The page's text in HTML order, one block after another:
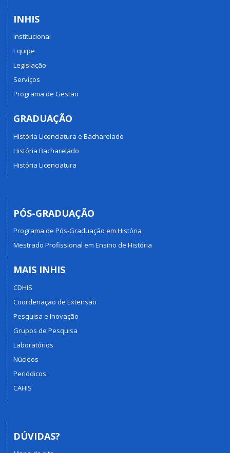
INHIS
Institucional
Equipe
Legislação
Serviços
Programa de Gestão
GRADUAÇÃO
História Licenciatura e Bacharelado
História Bacharelado
História Licenciatura
PÓS-GRADUAÇÃO
Programa de Pós-Graduação em História
Mestrado Profissional em Ensino de História
MAIS INHIS
CDHIS
Coordenação de Extensão
Pesquisa e Inovação
Grupos de Pesquisa
Laboratórios
Núcleos
Periódicos
CAHIS
DÚVIDAS?